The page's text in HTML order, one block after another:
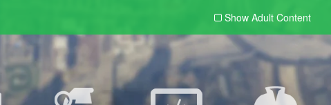
Show Adult Content